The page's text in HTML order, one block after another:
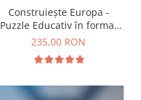
Construiește Europa -
Puzzle Educativ în format
mare - Țări, Relief, Steaguri
235,00 RON